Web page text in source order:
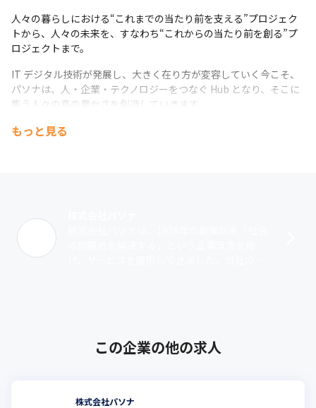
人々の暮らしにおける“これまでの当たり前を支える”プロジェク
トから、人々の未来を、すなわち“これからの当たり前を創る”プ
ロジェクトまで。
IT デジタル技術が発展し、大きく在り方が変容していく今こそ、
パソナは、人・企業・テクノロジーをつなぐ Hub となり、そこに
集う人々の真の豊かさを創造していきます。
もっと見る
この企業の他の求人
株式会社パソナ